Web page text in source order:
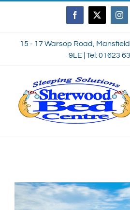
FacebookTwitter
15 - 17 Warsop Road,
9LE | Tel: 01623
Larger